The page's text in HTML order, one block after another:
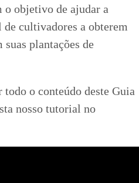
o objetivo de ajudar a
cultivadores a obterem
plantações de
todo o conteúdo deste Guia
nosso tutorial no